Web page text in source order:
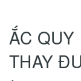
ẮC QUY
THAY